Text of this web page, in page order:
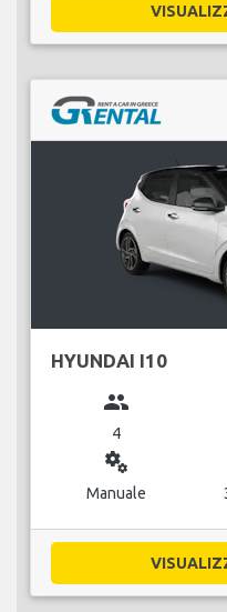
HYUNDAI I10
group
4
miscellaneous_services
Manuale